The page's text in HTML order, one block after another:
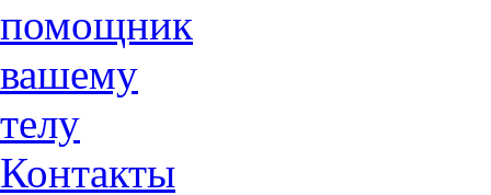
помощник
вашему
телу
Контакты